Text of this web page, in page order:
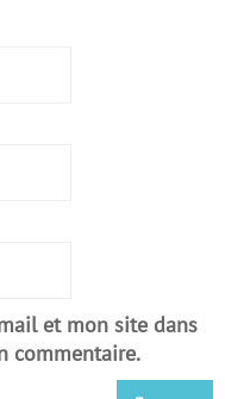
et mon site dans
commentaire.